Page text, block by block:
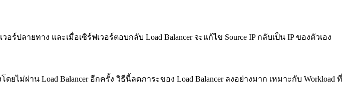
อร์ปลายทาง และเมื่อเซิร์ฟเวอร์ตอบกลับ Load Balancer จะแก้ไข Source IP กลับเป็น IP ของตัวเอง
ยไม่ผ่าน Load Balancer อีกครั้ง วิธีนี้ลดภาระของ Load Balancer ลงอย่างมาก เหมาะกับ Workload ที่